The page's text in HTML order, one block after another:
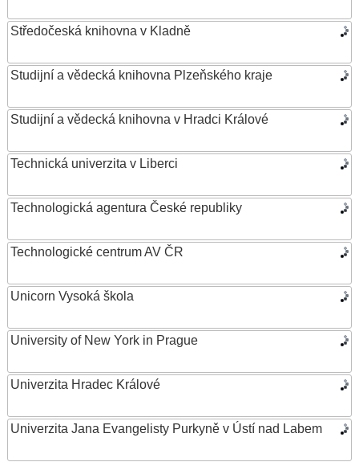
Středočeská knihovna v Kladně
Studijní a vědecká knihovna Plzeňského kraje
Studijní a vědecká knihovna v Hradci Králové
Technická univerzita v Liberci
Technologická agentura České republiky
Technologické centrum AV ČR
Unicorn Vysoká škola
University of New York in Prague
Univerzita Hradec Králové
Univerzita Jana Evangelisty Purkyně v Ústí nad Labem